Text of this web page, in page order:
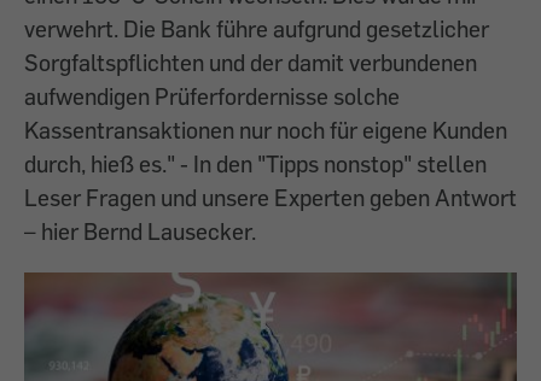
verwehrt. Die Bank führe aufgrund gesetzlicher
Sorgfaltspflichten und der damit verbundenen
aufwendigen Prüferfordernisse solche
Kassentransaktionen nur noch für eigene Kunden
durch, hieß es." - In den "Tipps nonstop" stellen
Leser Fragen und unsere Experten geben Antwort
– hier Bernd Lausecker.